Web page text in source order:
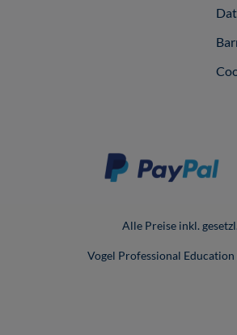
Alle Preise inkl.
Vogel Professional